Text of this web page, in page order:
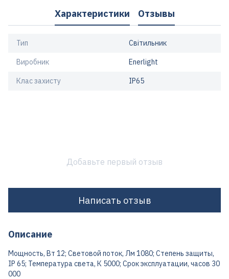
Характеристики Отзывы
Тип Світильник
Виробник Enerlight
Клас захисту IP65
Добавьте первый отзыв
Написать отзыв
Описание
Мощность, Вт 12; Световой поток, Лм 1080; Степень защиты,
IP 65; Температура света, К 5000; Срок эксплуатации, часов 30
000